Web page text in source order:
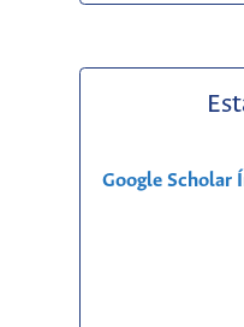
Google Scholar